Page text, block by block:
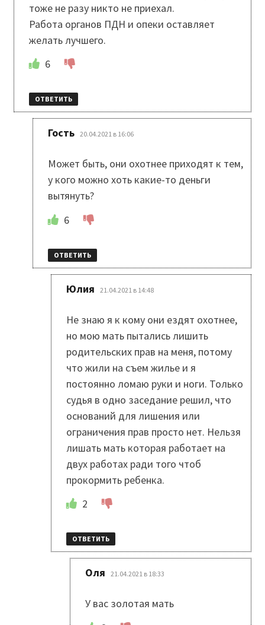
тоже не разу никто не приехал.
Работа органов ПДН и опеки оставляет
желать лучшего.
6
ОТВЕТИТЬ
Гость 20.04.2021 в 16:06
Может быть, они охотнее приходят к тем,
у кого можно хоть какие-то деньги
вытянуть?
6
ОТВЕТИТЬ
Юлия 21.04.2021 в 14:48
Не знаю я к кому они ездят охотнее,
но мою мать пытались лишить
родительских прав на меня, потому
что жили на съем жилье и я
постоянно ломаю руки и ноги. Только
судья в одно заседание решил, что
оснований для лишения или
ограничения прав просто нет. Нельзя
лишать мать которая работает на
двух работах ради того чтоб
прокормить ребенка.
2
ОТВЕТИТЬ
Оля 21.04.2021 в 18:33
У вас золотая мать